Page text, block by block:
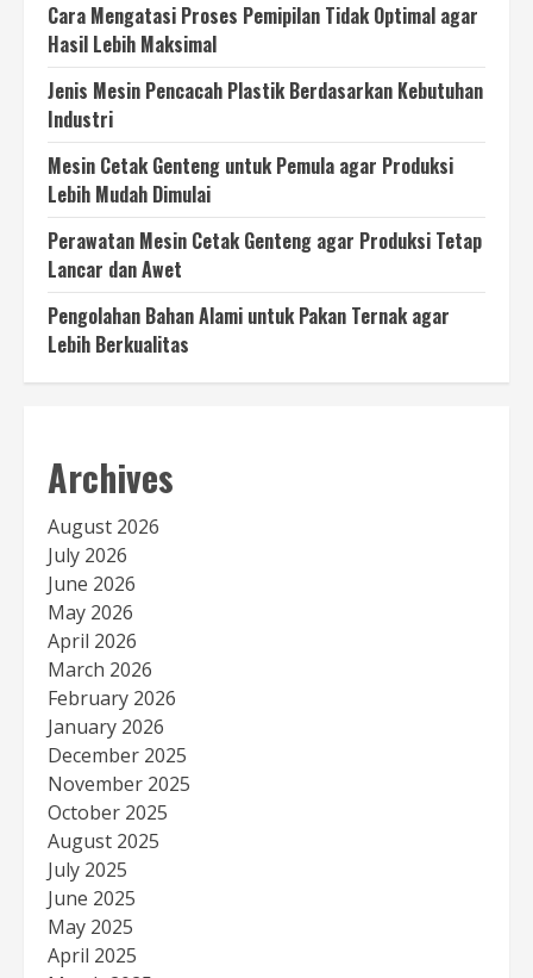
Cara Mengatasi Proses Pemipilan Tidak Optimal agar
Hasil Lebih Maksimal
Jenis Mesin Pencacah Plastik Berdasarkan Kebutuhan
Industri
Mesin Cetak Genteng untuk Pemula agar Produksi
Lebih Mudah Dimulai
Perawatan Mesin Cetak Genteng agar Produksi Tetap
Lancar dan Awet
Pengolahan Bahan Alami untuk Pakan Ternak agar
Lebih Berkualitas
Archives
August 2026
July 2026
June 2026
May 2026
April 2026
March 2026
February 2026
January 2026
December 2025
November 2025
October 2025
August 2025
July 2025
June 2025
May 2025
April 2025